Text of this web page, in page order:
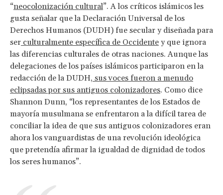
“neocolonización cultural”. A los críticos islámicos les
gusta señalar que la Declaración Universal de los
Derechos Humanos (DUDH) fue secular y diseñada para
ser culturalmente específica de Occidente y que ignora
las diferencias culturales de otras naciones. Aunque las
delegaciones de los países islámicos participaron en la
redacción de la DUDH, sus voces fueron a menudo
eclipsadas por sus antiguos colonizadores. Como dice
Shannon Dunn, “los representantes de los Estados de
mayoría musulmana se enfrentaron a la difícil tarea de
conciliar la idea de que sus antiguos colonizadores eran
ahora los vanguardistas de una revolución ideológica
que pretendía afirmar la igualdad de dignidad de todos
los seres humanos”.